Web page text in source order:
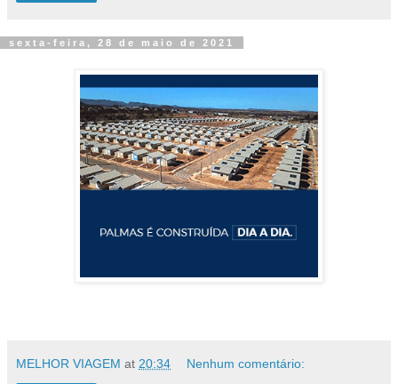
sexta-feira, 28 de maio de 2021
MELHOR VIAGEM at 20:34 Nenhum comentário: